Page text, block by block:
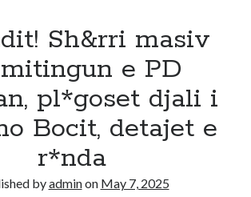
nga
makina
e
GYP’
Sh&rri masiv
e PD
pl*goset djali i
Bocit, detajet e
r*nda
byadminon May 7, 2025